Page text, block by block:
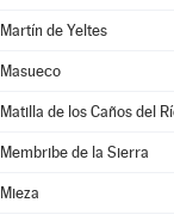
Martín de Yeltes
Masueco
Matilla de los Caños del
Membribe de la Sierra
Mieza